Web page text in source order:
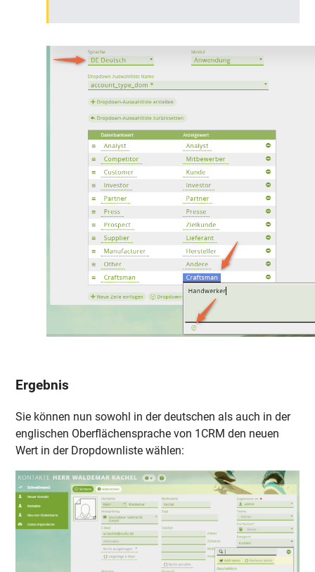
Ergebnis
Sie können nun sowohl in der deutschen als auch in der
englischen Oberflächensprache von 1CRM den neuen
Wert in der Dropdownliste wählen: